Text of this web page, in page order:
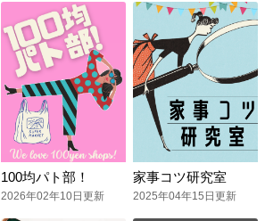
100均パト部！
2026年02年10日更新
家事コツ研究室
2025年04年15日更新